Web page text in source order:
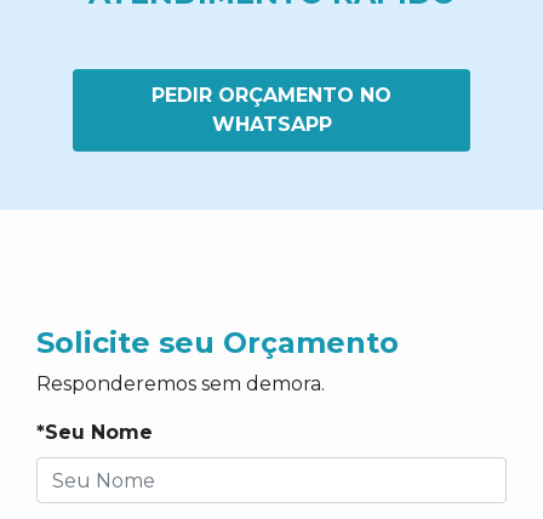
PEDIR ORÇAMENTO NO
WHATSAPP
Solicite seu Orçamento
Responderemos sem demora.
*Seu Nome